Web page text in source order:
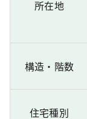
所在地
構造・階数
住宅種別